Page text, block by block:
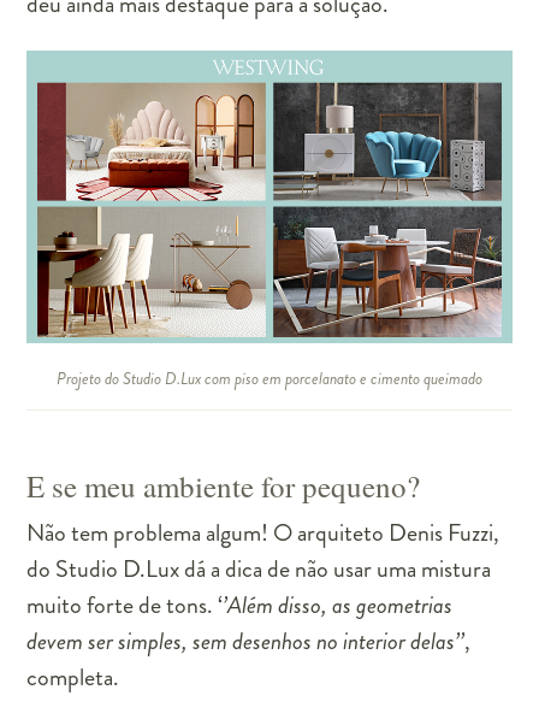
Projeto do Studio D.Lux com piso em porcelanato e cimento queimado
E se meu ambiente for pequeno?
Não tem problema algum! O arquiteto Denis Fuzzi,
do Studio D.Lux dá a dica de não usar uma mistura
muito forte de tons. ‘’Além disso, as geometrias
devem ser simples, sem desenhos no interior delas’’,
completa.